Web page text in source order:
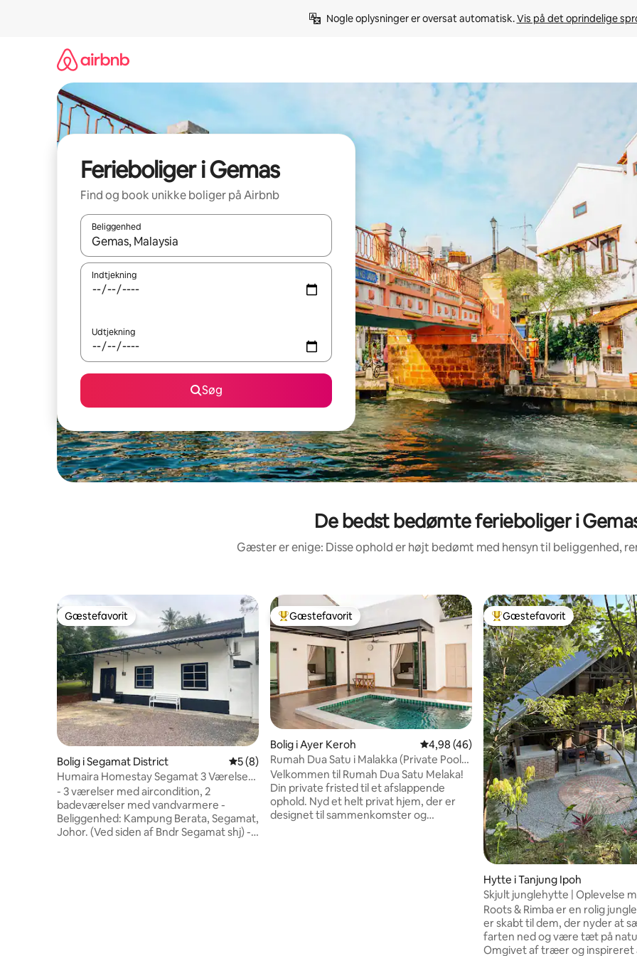
Nogle oplysninger er oversat automatisk. Vis på det oprindelige
Ferieboliger i Gemas
Find og book unikke boliger på Airbnb
Beliggenhed
Når resultaterne er tilgængelige, skal du navigere med piletasterne op og ned eller se mere ved at trykke eller stryge.
Indtjekning
Udtjekning
Søg
De bedst bedømte ferieboliger i
Gæster er enige: Disse ophold er højt bedømt med hensyn til beliggenhed,
Gæstefavorit
Gæstefavorit
Bolig i Segamat District 5 ud af 5 i gennemsnitlig bedømmelse, 8 omtaler
5 (8)
Humaira Homestay Segamat 3 Værelser
2 Badeværelser
- 3 værelser med aircondition, 2
badeværelser med vandvarmere -
Beliggenhed: Kampung Berata, Segamat,
Johor. (Ved siden af Bndr Segamat shj) -
Bedste gæstefavorit
Gæstefavorit
Bolig i Ayer Keroh 4,98 ud af 5 i gennemsnitlig bedømmelse,
4,98 (46)
Rumah Dua Satu i Malakka (Private Pool
Homestay)
Velkommen til Rumah Dua Satu Melaka!
Din private fristed til et afslappende
ophold. Nyd et helt privat hjem, der er
designet til sammenkomster og
Bedste gæstefavorit
Gæstefavorit
Hytte i Tanjung Ipoh
Skjult junglehytte | Oplevelse
kampung
Roots & Rimba er en rolig
er skabt til dem, der nyder at
farten ned og være tæt på
Omgivet af træer og inspireret